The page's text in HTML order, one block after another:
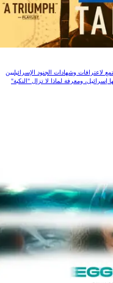
الفلسطينية من سكانها في عام 1948. استمع لاعترافات وشهادات الجنود الإسرائيليين
ومعرفة لماذا لا تزال "النكبة"